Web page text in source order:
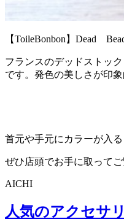
【ToileBonbon】Dead
フランスのデッドストッ
です。発色の美しさが印象
首元や手元にカラーが入
ぜひ店頭でお手に取ってご
AICHI
人気のアクセサ